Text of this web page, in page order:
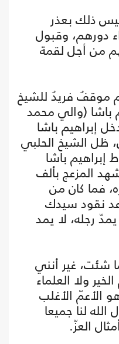
ذلك بعذر
دورهم، وقبول
من أجل لقمة
موقفٌ فريدٌ للشيخ
باشا (والي محمد
إبراهيم باشا
ظل الشيخ الحلبي
إبراهيم باشا
المزعج بألف
فما كان من
عد نقود سيدك
رجله، لا يمد
شئت، غير أنني
ولا العلماء
الأعمّ الأغلب
لنا جميعا
العزّ.